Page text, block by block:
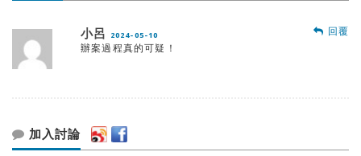
小呂 2024-05-10
辦案過程真的可疑！
回覆
加入討論